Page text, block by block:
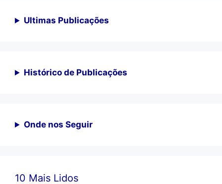
Ultimas Publicações
Histórico de Publicações
Onde nos Seguir
10 Mais Lidos